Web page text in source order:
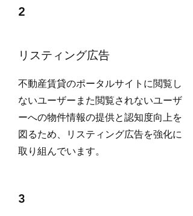
2
リスティング広告
不動産賃貸のポータルサイトに閲覧し
ないユーザーまた閲覧されないユーザ
ーへの物件情報の提供と認知度向上を
図るため、リスティング広告を強化に
取り組んでいます。
3